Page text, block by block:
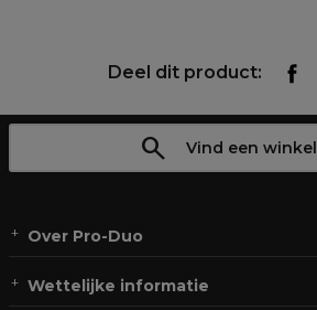
Deel dit product:
Vind een winkel
Over Pro-Duo
Wettelijke informatie